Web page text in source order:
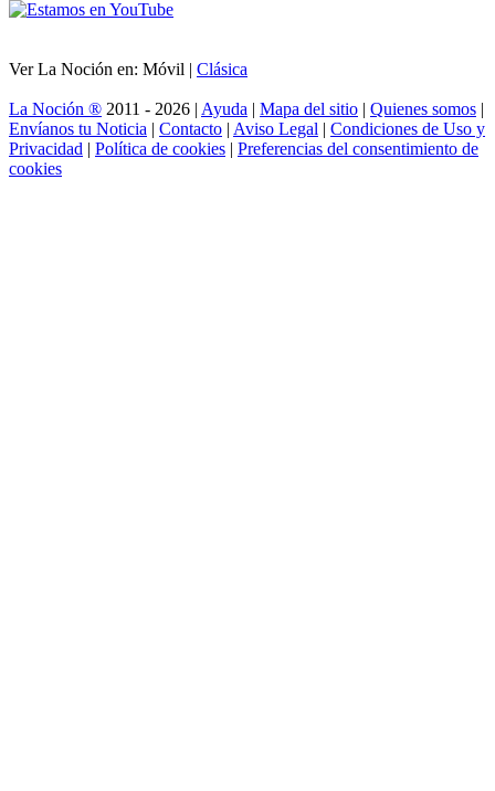
Ver La Noción en: Móvil | Clásica
La Noción ® 2011 - 2026 | Ayuda | Mapa del sitio | Quienes somos |
Envíanos tu Noticia | Contacto | Aviso Legal | Condiciones de Uso y
Privacidad | Política de cookies | Preferencias del consentimiento de
cookies